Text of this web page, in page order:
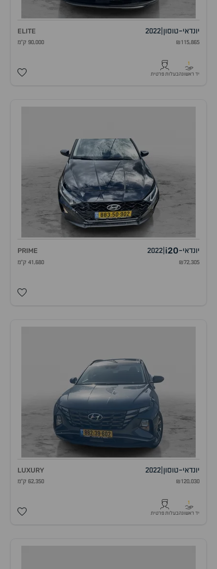
יונדאי-טוסון 2022
ELITE
₪115,865 90,000 ק"מ
1
יד ראשונהבעלות פרטית
יונדאי-
i20
2022
PRIME
₪72,305 41,680 ק"מ
יונדאי-טוסון 2022
LUXURY
₪120,030 62,350 ק"מ
1
יד ראשונהבעלות פרטית